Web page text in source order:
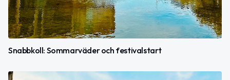
Snabbkoll: Sommarväder och festivalstart